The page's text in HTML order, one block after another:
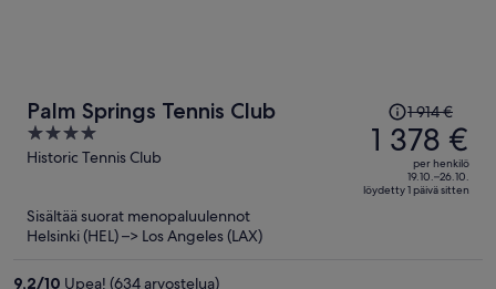
Palm Springs Tennis Club
4
out
Historic Tennis Club
Hinta
oli
1 914 €,
hinta
on
1 914 €
1 378 €
per henkilö
19.10.–26.10.
löydetty 1 päivä sitten
Sisältää suorat menopaluulennot
Helsinki (HEL) –> Los Angeles (LAX)
9,2/10 Upea! (634 arvostelua)